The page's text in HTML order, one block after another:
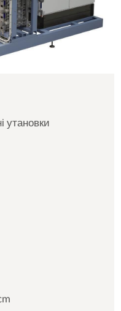
утановки